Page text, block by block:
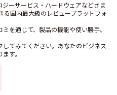
ーサービス・ハードウェアなどさま
る国内最大級のレビュープラットフォ
を通じて、製品の機能や使い勝手、
てみてください。あなたのビジネス
す。